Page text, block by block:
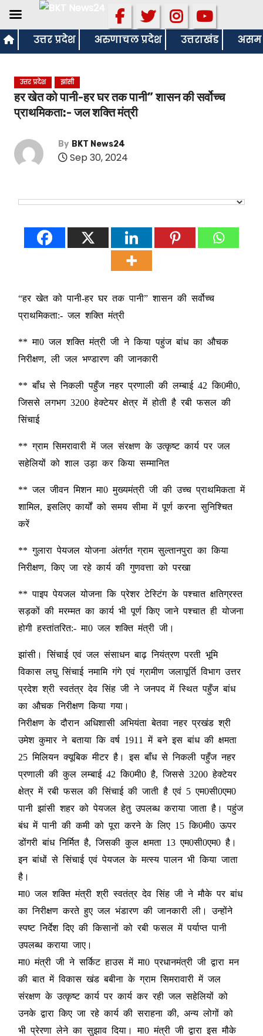
S
k
उत्तर प्रदेश अरुणाचल प्रदेश उत्तराखंड असम
उत्तर प्रदेश झांसी
हर खेत को पानी-हर घर तक पानी” शासन की सर्वोच्च
प्राथमिकता:- जल शक्ति मंत्री
By BKT News24
Sep 30, 2024
“हर खेत को पानी-हर घर तक पानी” शासन की सर्वोच्च
प्राथमिकता:- जल शक्ति मंत्री
** मा0 जल शक्ति मंत्री जी ने किया पहुंज बांध का औचक
निरीक्षण, ली जल भण्डारण की जानकारी
** बाँध से निकली पहुँज नहर प्रणाली की लम्बाई 42 कि0मी0,
जिससे लगभग 3200 हेक्टेयर क्षेत्र में होती है रबी फसल की
सिंचाई
** ग्राम सिमरावारी में जल संरक्षण के उत्कृष्ट कार्य पर जल
सहेलियों को शाल उड़ा कर किया सम्मानित
** जल जीवन मिशन मा0 मुख्यमंत्री जी की उच्च प्राथमिकता में
शामिल, इसलिए कार्यों को समय सीमा में पूर्ण करना सुनिश्चित
करें
** गुलारा पेयजल योजना अंतर्गत ग्राम सुल्तानपुरा का किया
निरीक्षण, किए जा रहे कार्य की गुणवत्ता को परखा
** पाइप पेयजल योजना कि प्रेशर टेस्टिंग के पश्चात क्षतिग्रस्त
सड़कों की मरम्मत का कार्य भी पूर्ण किए जाने पश्चात ही योजना
होगी हस्तांतरित:- मा0 जल शक्ति मंत्री जी।
झांसी। सिंचाई एवं जल संसाधन बाढ़ नियंत्रण परती भूमि
विकास लघु सिंचाई नमामि गंगे एवं ग्रामीण जलापूर्ति विभाग उत्तर
प्रदेश श्री स्वतंत्र देव सिंह जी ने जनपद में स्थित पहुँज बांध
का औचक निरीक्षण किया गया।
निरीक्षण के दौरान अधिशासी अभियंता बेतवा नहर प्रखंड श्री
उमेश कुमार ने बताया कि वर्ष 1911 में बने इस बांध की क्षमता
25 मिलियन क्यूबिक मीटर है। इस बाँध से निकली पहुँज नहर
प्रणाली की कुल लम्बाई 42 कि0मी0 है, जिससे 3200 हेक्टेयर
क्षेत्र में रबी फसल की सिंचाई की जाती है एवं 5 एम0सी0एम0
पानी झांसी शहर को पेयजल हेतु उपलब्ध कराया जाता है। पहुंज
बंध में पानी की कमी को पूरा करने के लिए 15 कि0मी0 ऊपर
डोंगरी बांध निर्मित है, जिसकी कुल क्षमता 13 एम0सी0एम0 है।
इन बांधों से सिंचाई एवं पेयजल के मत्स्य पालन भी किया जाता
है।
मा0 जल शक्ति मंत्री श्री स्वतंत्र देव सिंह जी ने मौके पर बांध
का निरीक्षण करते हुए जल भंडारण की जानकारी ली। उन्होंने
स्पष्ट निर्देश दिए की किसानों को रबी फसल में पर्याप्त पानी
उपलब्ध कराया जाए।
मा0 मंत्री जी ने सर्किट हाउस में मा0 प्रधानमंत्री जी द्वारा मन
की बात में विकास खंड बबीना के ग्राम सिमरावारी में जल
संरक्षण के उत्कृष्ट कार्य पर कार्य कर रही जल सहेलियों को
उनके द्वारा किए जा रहे कार्य की सराहना की, अन्य लोगों को
भी प्रेरणा लेने का सुझाव दिया। मा0 मंत्री जी द्वारा इस मौके